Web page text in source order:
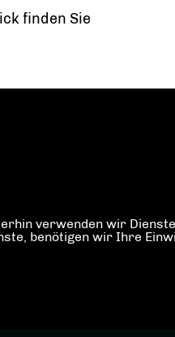
finden Sie
verwenden wir
benötigen wir Ihre